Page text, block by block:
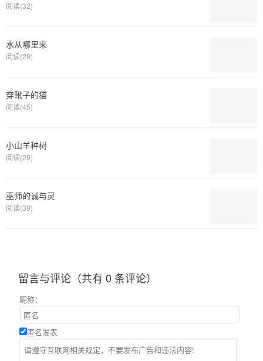
阅读(32)
水从哪里来
阅读(29)
穿靴子的猫
阅读(45)
小山羊种树
阅读(29)
巫师的诚与灵
阅读(39)
留言与评论（共有 0 条评论）
昵称：
匿名发表